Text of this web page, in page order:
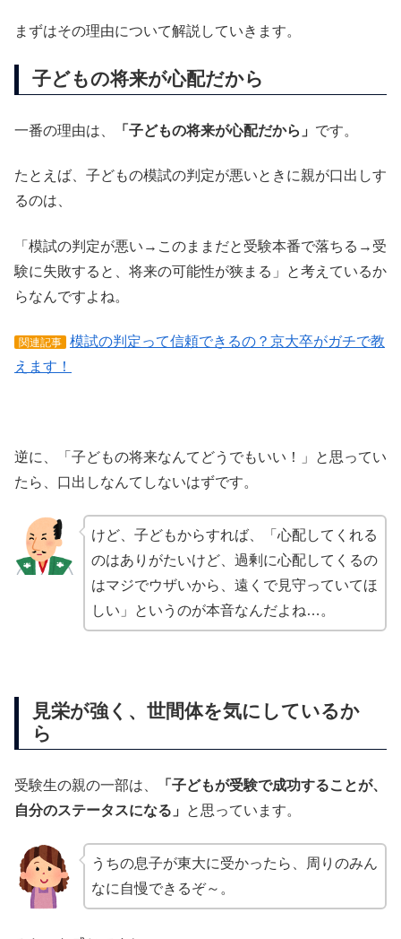
まずはその理由について解説していきます。
子どもの将来が心配だから
一番の理由は、 「子どもの将来が心配だから」 です。
たとえば、子どもの模試の判定が悪いときに親が口出しす
るのは、
「模試の判定が悪い→このままだと受験本番で落ちる→受
験に失敗すると、将来の可能性が狭まる」と考えているか
らなんですよね。
関連記事
模試の判定って信頼できるの？京大卒がガチで教
えます！
逆に、「子どもの将来なんてどうでもいい！」と思ってい
たら、口出しなんてしないはずです。
けど、子どもからすれば、「心配してくれる
のはありがたいけど、過剰に心配してくるの
はマジでウザいから、遠くで見守っていてほ
しい」というのが本音なんだよね…。
見栄が強く、世間体を気にしているか
ら
受験生の親の一部は、
「子どもが受験で成功することが、
自分のステータスになる」
と思っています。
うちの息子が東大に受かったら、周りのみん
なに自慢できるぞ～。